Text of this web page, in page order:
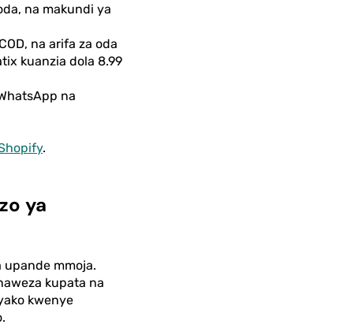
na makundi ya
na arifa za oda
kuanzia dola 8.99
na
.
ya
upande mmoja.
kupata na
kwenye